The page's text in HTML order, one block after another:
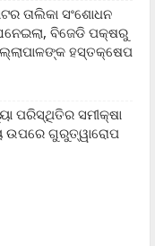
ତାଲିକା ସଂଶୋଧନ
ବିଜେଡି ପକ୍ଷରୁ
ହସ୍ତକ୍ଷେପ
ପରିସ୍ଥିତିର ସମୀକ୍ଷା
ଉପରେ ଗୁରୁତ୍ୱାରୋପ